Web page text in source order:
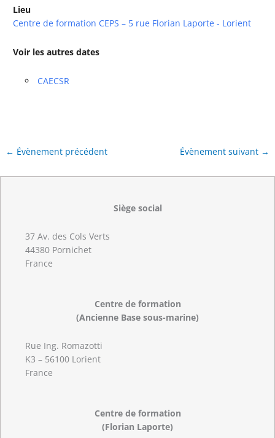
Lieu
Centre de formation CEPS – 5 rue Florian Laporte - Lorient
Voir les autres dates
CAECSR
← Évènement précédent Évènement suivant →
Siège social
37 Av. des Cols Verts
44380 Pornichet
France
Centre de formation
(Ancienne Base sous-marine)
Rue Ing. Romazotti
K3 – 56100 Lorient
France
Centre de formation
(Florian Laporte)